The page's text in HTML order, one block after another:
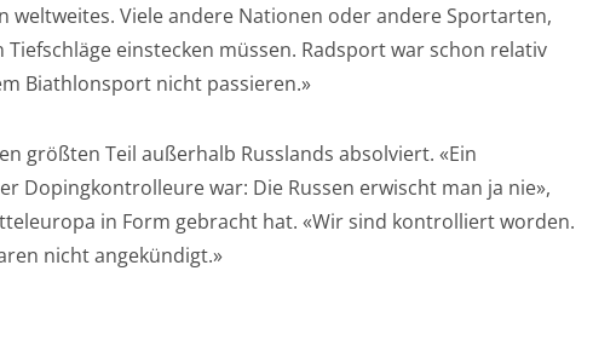
weltweites. Viele andere Nationen oder andere Sportarten,
einstecken müssen. Radsport war schon relativ
Biathlonsport nicht passieren.»
größten Teil außerhalb Russlands absolviert. «Ein
Dopingkontrolleure war: Die Russen erwischt man ja nie»,
in Form gebracht hat. «Wir sind kontrolliert worden.
nicht angekündigt.»